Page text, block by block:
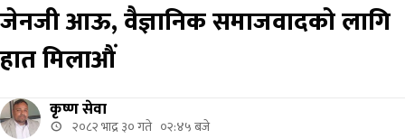
जेनजी आऊ, वैज्ञानिक समाजवादको लागि
हात मिलाऔं
कृष्ण सेवा
२०८२ भाद्र ३० गते ०२:४५ बजे